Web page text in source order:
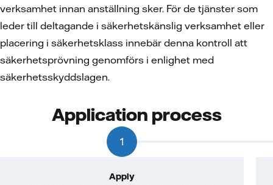
verksamhet innan anställning sker. För de tjänster som
leder till deltagande i säkerhetskänslig verksamhet eller
placering i säkerhetsklass innebär denna kontroll att
säkerhetsprövning genomförs i enlighet med
säkerhetsskyddslagen.
Application process
1
Apply